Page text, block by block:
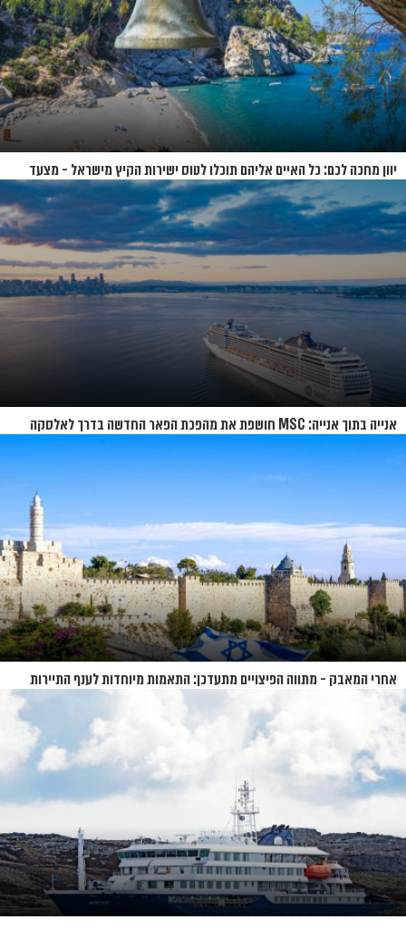
יוון מחכה לכם: כל האיים אליהם תוכלו לטוס ישירות הקיץ מישראל - מצעד
האיים של קיץ 2026
אנייה בתוך אנייה: MSC חושפת את מהפכת הפאר החדשה בדרך לאלסקה
אחרי המאבק - מתווה הפיצויים מתעדכן: התאמות מיוחדות לענף התיירות